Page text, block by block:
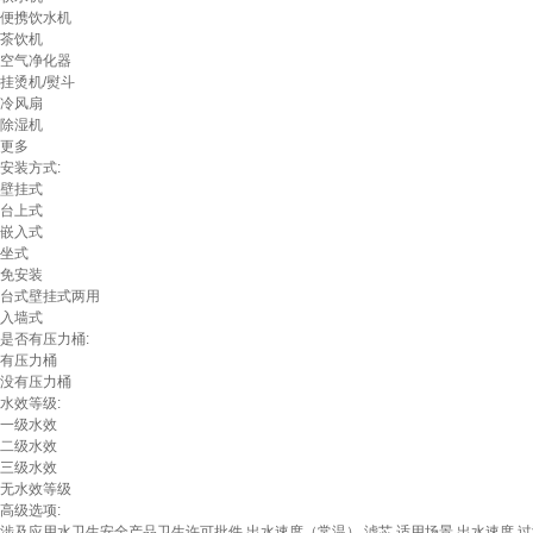
便携饮水机
茶饮机
空气净化器
挂烫机/熨斗
冷风扇
除湿机
更多
安装方式:
壁挂式
台上式
嵌入式
坐式
免安装
台式壁挂式两用
入墙式
是否有压力桶:
有压力桶
没有压力桶
水效等级:
一级水效
二级水效
三级水效
无水效等级
高级选项: